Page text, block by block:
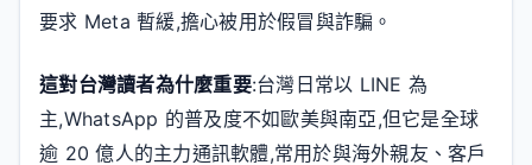
要求 Meta 暫緩,擔心被用於假冒與詐騙。
這對台灣讀者為什麼重要:台灣日常以 LINE 為
主,WhatsApp 的普及度不如歐美與南亞,但它是全球
逾 20 億人的主力通訊軟體,常用於與海外親友、客戶